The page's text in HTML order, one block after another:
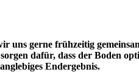
uns gerne frühzeitig
dafür, dass der Boden
Endergebnis.